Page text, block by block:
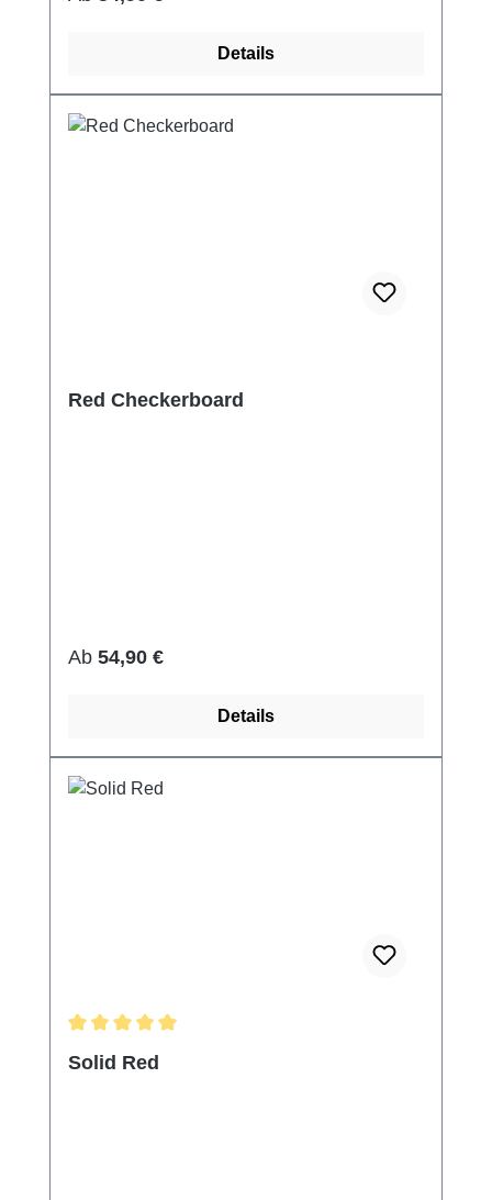
Details
Red Checkerboard
Regulärer Preis:
Ab 54,90 €
Details
Solid Red